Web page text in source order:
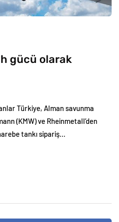
gücü olarak
Türkiye, Alman savunma
(KMW) ve Rheinmetall’den
tankı sipariş…